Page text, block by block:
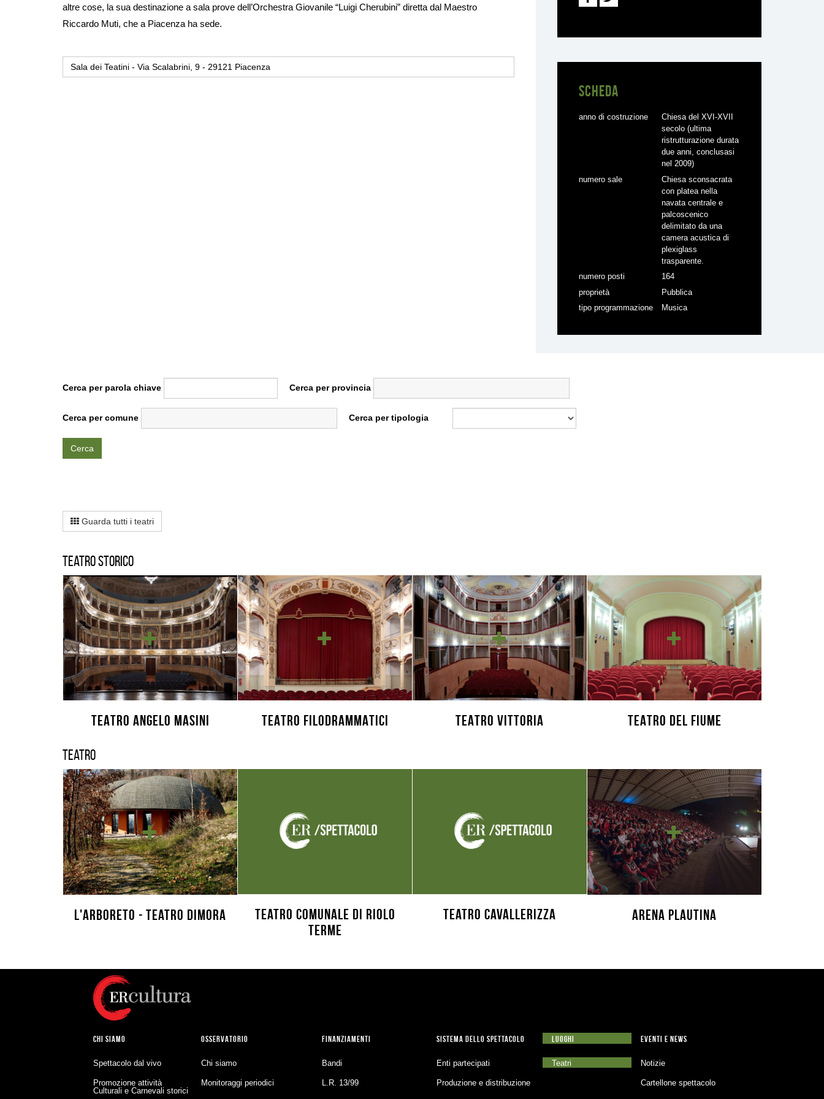
altre cose, la sua destinazione a sala prove dell’Orchestra Giovanile “Luigi Cherubini” diretta dal Maestro
Riccardo Muti, che a Piacenza ha sede.
Sala dei Teatini - Via Scalabrini, 9 - 29121 Piacenza
Scheda
anno di costruzione
Chiesa del XVI-XVII
secolo (ultima
ristrutturazione durata
due anni, conclusasi
nel 2009)
numero sale
Chiesa sconsacrata
con platea nella
navata centrale e
palcoscenico
delimitato da una
camera acustica di
plexiglass
trasparente.
numero posti
164
proprietà
Pubblica
tipo programmazione
Musica
Cerca per parola chiave Cerca per provincia
Cerca per comune Cerca per tipologia
Cerca
Guarda tutti i teatri
Teatro storico
TEATRO ANGELO MASINI TEATRO FILODRAMMATICI TEATRO VITTORIA TEATRO DEL FIUME
Teatro
L'Arboreto - Teatro Dimora
Teatro Comunale di Riolo
Terme
Teatro Cavallerizza Arena Plautina
CHI SIAMO
Spettacolo dal vivo
Promozione attività
Culturali e Carnevali storici
OSSERVATORIO
Chi siamo
Monitoraggi periodici
FINANZIAMENTI
Bandi
L.R. 13/99
SISTEMA DELLO SPETTACOLO
Enti partecipati
Produzione e distribuzione
LUOGHI
Teatri
EVENTI E NEWS
Notizie
Cartellone spettacolo